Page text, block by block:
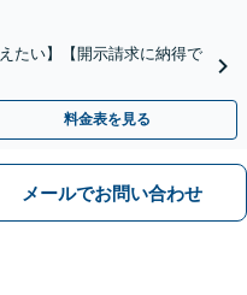
たい】【開示請求に納得で
料金表を見る
メールでお問い合わせ